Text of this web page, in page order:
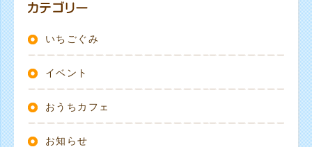
いちごぐみ
イベント
おうちカフェ
お知らせ